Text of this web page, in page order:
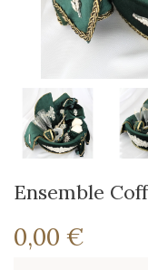
Ensemble
0,00 €